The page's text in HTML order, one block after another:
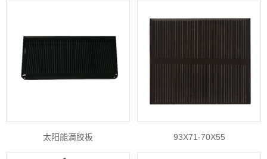
太阳能滴胶板 93X71-70X55